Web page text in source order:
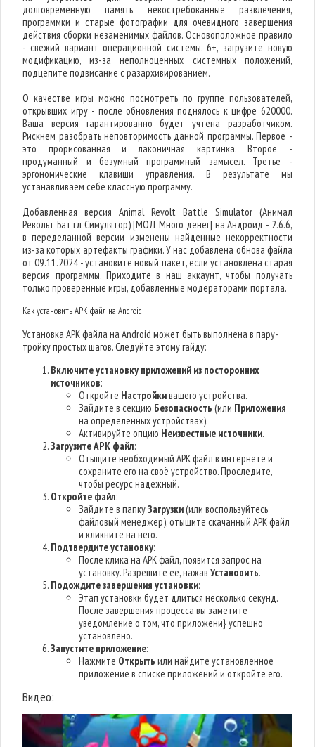
долговременную память невостребованные развлечения,
программки и старые фотографии для очевидного завершения
действия сборки незаменимых файлов. Основоположное правило
- свежий вариант операционной системы. 6+, загрузите новую
модификацию, из-за неполноценных системных положений,
подцепите подвисание с разархивированием.
О качестве игры можно посмотреть по группе пользователей,
открывших игру - после обновления поднялось к цифре 620000.
Ваша версия гарантированно будет учтена разработчиком.
Рискнем разобрать неповторимость данной программы. Первое -
это прорисованная и лаконичная картинка. Второе -
продуманный и безумный программный замысел. Третье -
эргономические клавиши управления. В результате мы
устанавливаем себе классную программу.
Добавленная версия Animal Revolt Battle Simulator (Анимал
Револьт Баттл Симулятор) [МОД Много денег] на Андроид - 2.6.6,
в переделанной версии изменены найденные некорректности
из-за которых артефакты графики. У нас добавлена обнова файла
от 09.11.2024 - установите новый пакет, если установлена старая
версия программы. Приходите в наш аккаунт, чтобы получать
только проверенные игры, добавленные модераторами портала.
Как установить APK файл на Android
Установка APK файла на Android может быть выполнена в пару-
тройку простых шагов. Следуйте этому гайду:
Включите установку приложений из посторонних
источников:
Откройте Настройкивашего устройства.
Зайдите в секцию Безопасность (или Приложения
на определённых устройствах).
Активируйте опцию Неизвестные источники.
Загрузите APK файл:
Отыщите необходимый APK файл в интернете и
сохраните его на своё устройство. Проследите,
чтобы ресурс надежный.
Откройте файл:
Зайдите в папкуЗагрузки(или воспользуйтесь
файловый менеджер), отыщите скачанный APK файл
и кликните на него.
Подтвердите установку:
После клика на APK файл, появится запрос на
установку. Разрешите её, нажавУстановить.
Подождите завершения установки:
Этап установки будет длиться несколько секунд.
После завершения процесса вы заметите
уведомление о том, что приложени} успешно
установлено.
Запустите приложение:
Нажмите Открыть или найдите установленное
приложение в списке приложений и откройте его.
Видео: